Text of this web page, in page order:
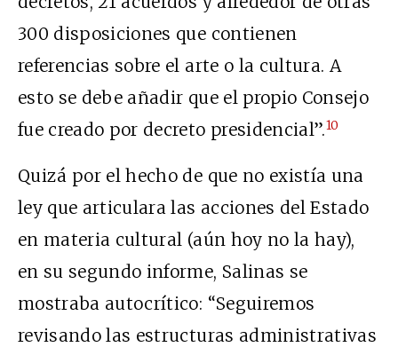
300 disposiciones que contienen
referencias sobre el arte o la cultura. A
esto se debe añadir que el propio Consejo
fue creado por decreto presidencial”.10
Quizá por el hecho de que no existía una
ley que articulara las acciones del Estado
en materia cultural (aún hoy no la hay),
en su segundo informe, Salinas se
mostraba autocrítico: “Seguiremos
revisando las estructuras administrativas